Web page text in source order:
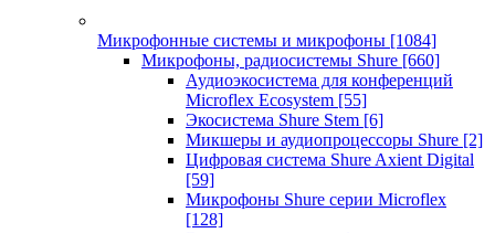
Микрофонные системы и микрофоны [1084]
Микрофоны, радиосистемы Shure [660]
Аудиоэкосистема для конференций
Microflex Ecosystem [55]
Экосистема Shure Stem [6]
Микшеры и аудиопроцессоры Shure [2]
Цифровая система Shure Axient Digital
[59]
Микрофоны Shure серии Microflex
[128]